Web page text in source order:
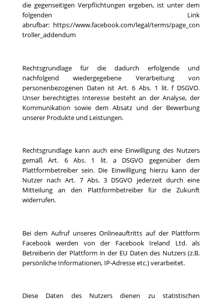
die gegenseitigen Verpflichtungen ergeben, ist unter dem
folgenden Link
abrufbar: https://www.facebook.com/legal/terms/page_con
troller_addendum
Rechtsgrundlage für die dadurch erfolgende und
nachfolgend wiedergegebene Verarbeitung von
personenbezogenen Daten ist Art. 6 Abs. 1 lit. f DSGVO.
Unser berechtigtes Interesse besteht an der Analyse, der
Kommunikation sowie dem Absatz und der Bewerbung
unserer Produkte und Leistungen.
Rechtsgrundlage kann auch eine Einwilligung des Nutzers
gemäß Art. 6 Abs. 1 lit. a DSGVO gegenüber dem
Plattformbetreiber sein. Die Einwilligung hierzu kann der
Nutzer nach Art. 7 Abs. 3 DSGVO jederzeit durch eine
Mitteilung an den Plattformbetreiber für die Zukunft
widerrufen.
Bei dem Aufruf unseres Onlineauftritts auf der Plattform
Facebook werden von der Facebook Ireland Ltd. als
Betreiberin der Plattform in der EU Daten des Nutzers (z.B.
persönliche Informationen, IP-Adresse etc.) verarbeitet.
Diese Daten des Nutzers dienen zu statistischen